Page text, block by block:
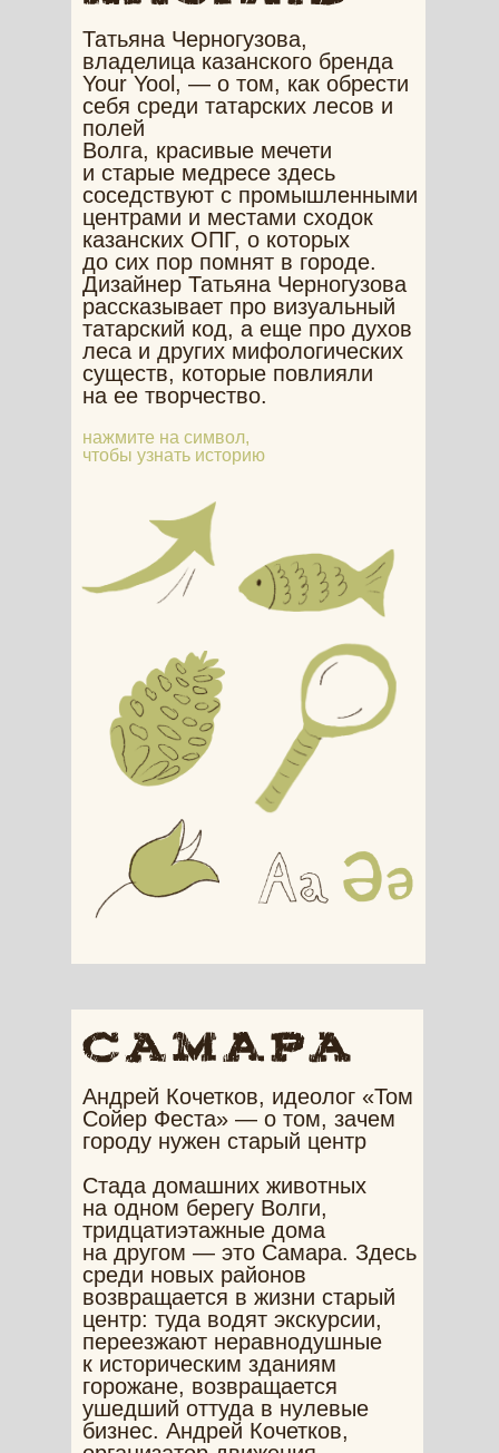
Татьяна Черногузова,
владелица казанского бренда
Your Yool, — о том, как обрести
себя среди татарских лесов и
полей
нажмите на символ,
чтобы узнать историю
Волга, красивые мечети
и старые медресе здесь
соседствуют с промышленными
центрами и местами сходок
казанских ОПГ, о которых
до сих пор помнят в городе.
Дизайнер Татьяна Черногузова
рассказывает про визуальный
татарский код, а еще про духов
леса и других мифологических
существ, которые повлияли
на ее творчество.
Андрей Кочетков, идеолог «Том
Сойер Феста» — о том, зачем
городу нужен старый центр
Стада домашних животных
на одном берегу Волги,
тридцатиэтажные дома
на другом — это Самара. Здесь
среди новых районов
возвращается в жизни старый
центр: туда водят экскурсии,
переезжают неравнодушные
к историческим зданиям
горожане, возвращается
ушедший оттуда в нулевые
бизнес. Андрей Кочетков,